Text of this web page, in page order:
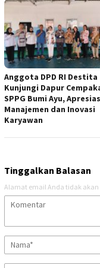
Anggota DPD RI Destita
Kunjungi Dapur
SPPG Bumi Ayu,
Manajemen dan Inovasi
Karyawan
Tinggalkan Balasan
Alamat email Anda tidak